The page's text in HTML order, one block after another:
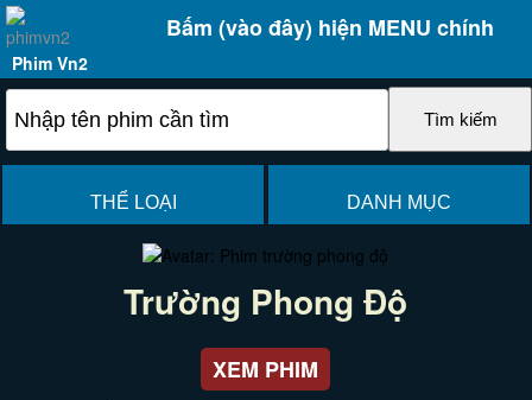
Bấm (vào đây) hiện MENU chính
Phim Vn2
THỂ LOẠI DANH MỤC
Trường Phong Độ
XEM PHIM